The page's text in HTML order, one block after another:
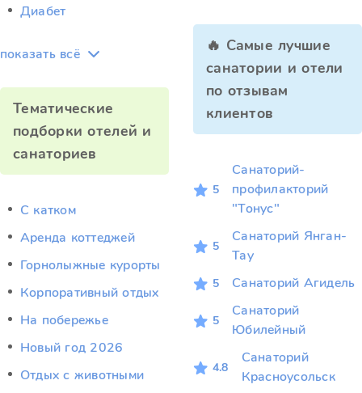
Диабет
показать всё
Тематические
подборки отелей и
санаториев
C катком
Аренда коттеджей
Горнолыжные курорты
Корпоративный отдых
На побережье
Новый год 2026
Отдых c животными
🔥 Самые лучшие
санатории и отели
по отзывам
клиентов
5
Санаторий-
профилакторий
"Тонус"
5
Санаторий Янган-
Тау
5 Санаторий Агидель
5
Санаторий
Юбилейный
4.8
Санаторий
Красноусольск